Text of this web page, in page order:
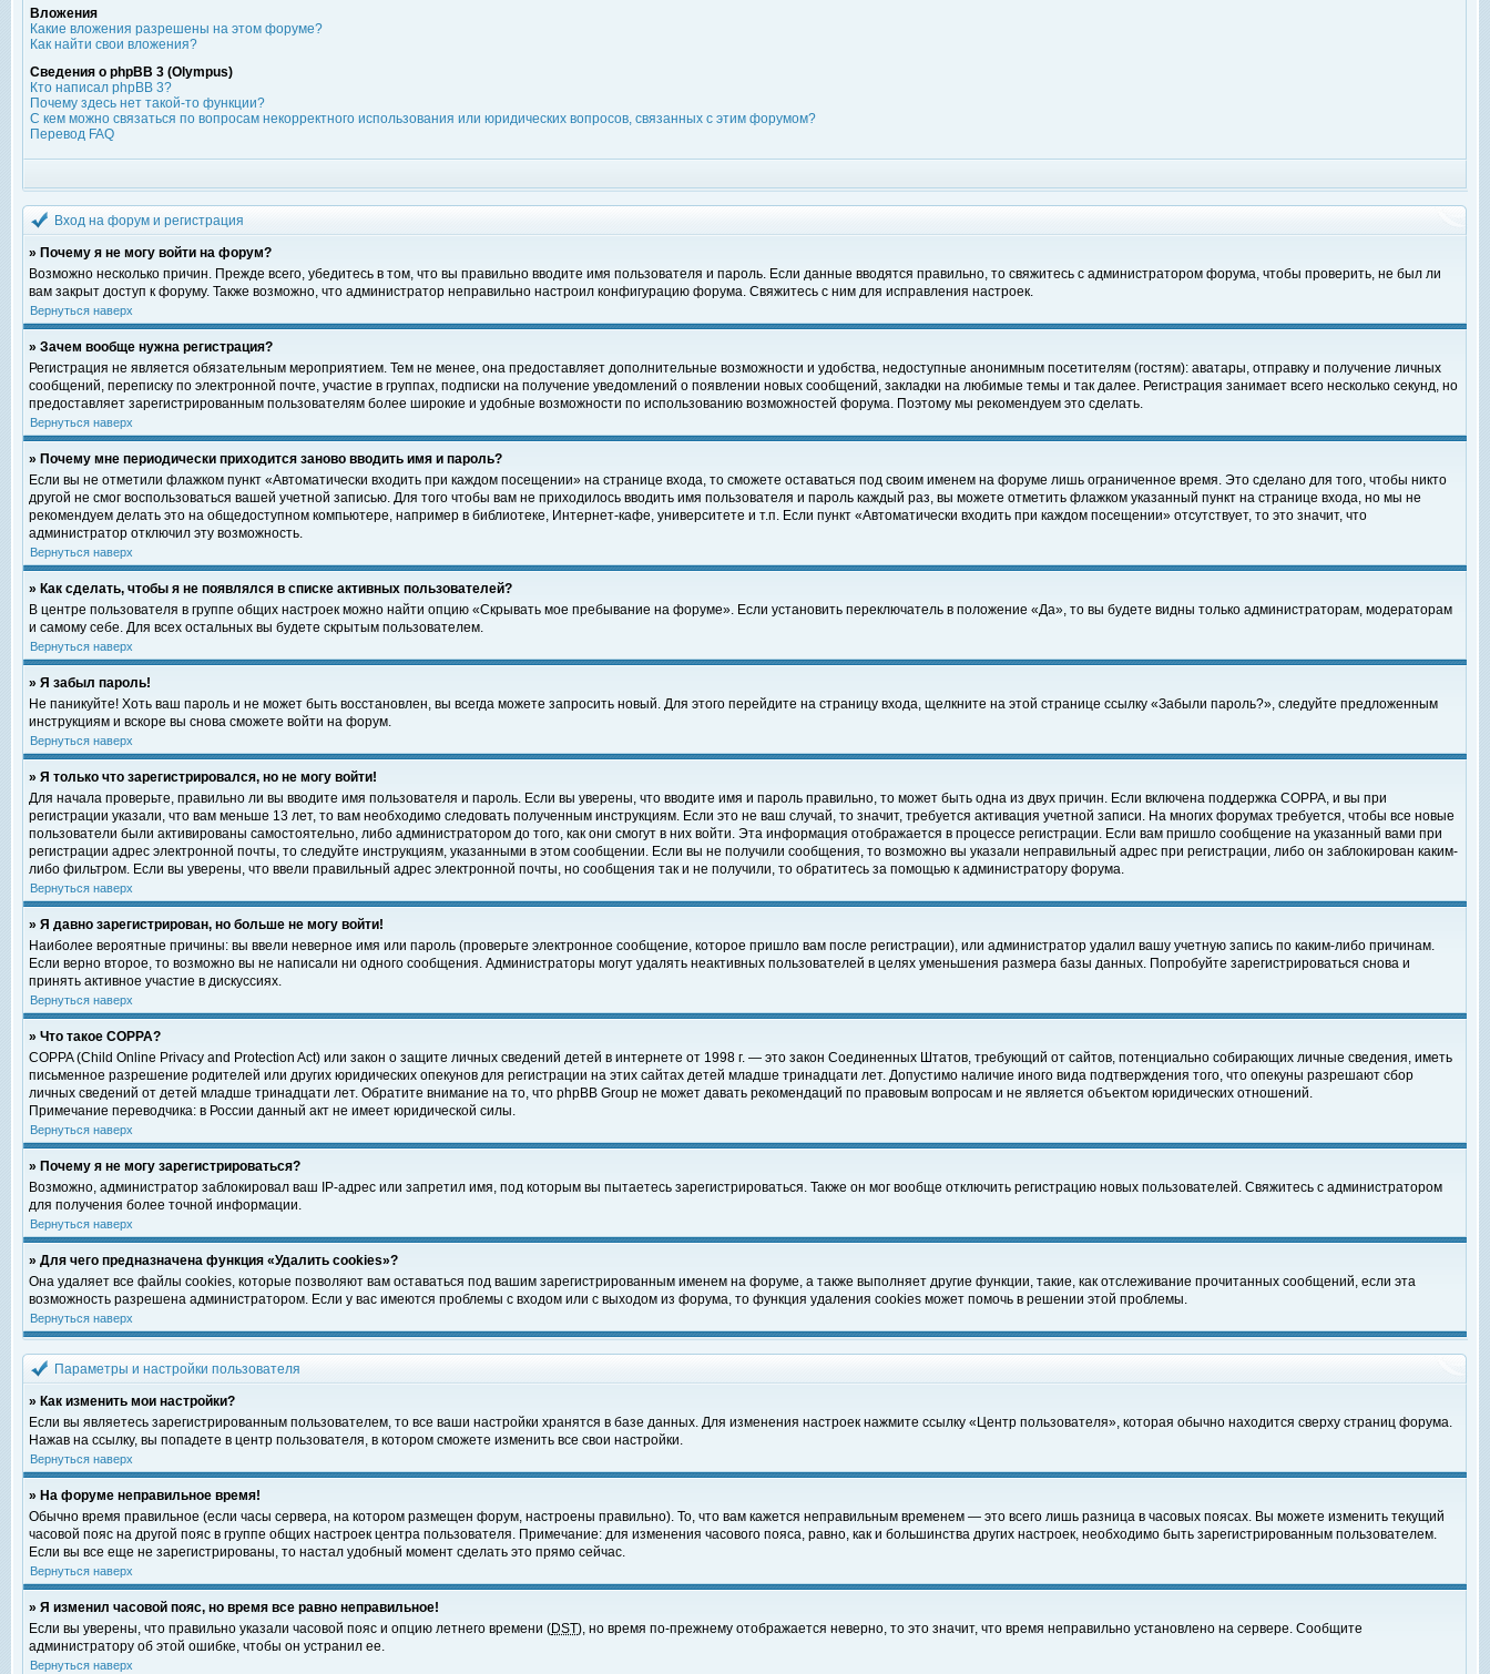
Вложения
Какие вложения разрешены на этом форуме?
Как найти свои вложения?
Сведения о phpBB 3 (Olympus)
Кто написал phpBB 3?
Почему здесь нет такой-то функции?
С кем можно связаться по вопросам некорректного использования или юридических вопросов, связанных с этим форумом?
Перевод FAQ
Вход на форум и регистрация
» Почему я не могу войти на форум?
Возможно несколько причин. Прежде всего, убедитесь в том, что вы правильно вводите имя пользователя и пароль. Если данные вводятся правильно, то свяжитесь с администратором форума, чтобы проверить, не был ли
вам закрыт доступ к форуму. Также возможно, что администратор неправильно настроил конфигурацию форума. Свяжитесь с ним для исправления настроек.
Вернуться наверх
» Зачем вообще нужна регистрация?
Регистрация не является обязательным мероприятием. Тем не менее, она предоставляет дополнительные возможности и удобства, недоступные анонимным посетителям (гостям): аватары, отправку и получение личных
сообщений, переписку по электронной почте, участие в группах, подписки на получение уведомлений о появлении новых сообщений, закладки на любимые темы и так далее. Регистрация занимает всего несколько секунд, но
предоставляет зарегистрированным пользователям более широкие и удобные возможности по использованию возможностей форума. Поэтому мы рекомендуем это сделать.
Вернуться наверх
» Почему мне периодически приходится заново вводить имя и пароль?
Если вы не отметили флажком пункт «Автоматически входить при каждом посещении» на странице входа, то сможете оставаться под своим именем на форуме лишь ограниченное время. Это сделано для того, чтобы никто
другой не смог воспользоваться вашей учетной записью. Для того чтобы вам не приходилось вводить имя пользователя и пароль каждый раз, вы можете отметить флажком указанный пункт на странице входа, но мы не
рекомендуем делать это на общедоступном компьютере, например в библиотеке, Интернет-кафе, университете и т.п. Если пункт «Автоматически входить при каждом посещении» отсутствует, то это значит, что
администратор отключил эту возможность.
Вернуться наверх
» Как сделать, чтобы я не появлялся в списке активных пользователей?
В центре пользователя в группе общих настроек можно найти опцию «Скрывать мое пребывание на форуме». Если установить переключатель в положение «Да», то вы будете видны только администраторам, модераторам
и самому себе. Для всех остальных вы будете скрытым пользователем.
Вернуться наверх
» Я забыл пароль!
Не паникуйте! Хоть ваш пароль и не может быть восстановлен, вы всегда можете запросить новый. Для этого перейдите на страницу входа, щелкните на этой странице ссылку «Забыли пароль?», следуйте предложенным
инструкциям и вскоре вы снова сможете войти на форум.
Вернуться наверх
» Я только что зарегистрировался, но не могу войти!
Для начала проверьте, правильно ли вы вводите имя пользователя и пароль. Если вы уверены, что вводите имя и пароль правильно, то может быть одна из двух причин. Если включена поддержка COPPA, и вы при
регистрации указали, что вам меньше 13 лет, то вам необходимо следовать полученным инструкциям. Если это не ваш случай, то значит, требуется активация учетной записи. На многих форумах требуется, чтобы все новые
пользователи были активированы самостоятельно, либо администратором до того, как они смогут в них войти. Эта информация отображается в процессе регистрации. Если вам пришло сообщение на указанный вами при
регистрации адрес электронной почты, то следуйте инструкциям, указанными в этом сообщении. Если вы не получили сообщения, то возможно вы указали неправильный адрес при регистрации, либо он заблокирован каким-
либо фильтром. Если вы уверены, что ввели правильный адрес электронной почты, но сообщения так и не получили, то обратитесь за помощью к администратору форума.
Вернуться наверх
» Я давно зарегистрирован, но больше не могу войти!
Наиболее вероятные причины: вы ввели неверное имя или пароль (проверьте электронное сообщение, которое пришло вам после регистрации), или администратор удалил вашу учетную запись по каким-либо причинам.
Если верно второе, то возможно вы не написали ни одного сообщения. Администраторы могут удалять неактивных пользователей в целях уменьшения размера базы данных. Попробуйте зарегистрироваться снова и
принять активное участие в дискуссиях.
Вернуться наверх
» Что такое COPPA?
COPPA (Child Online Privacy and Protection Act) или закон о защите личных сведений детей в интернете от 1998 г. — это закон Соединенных Штатов, требующий от сайтов, потенциально собирающих личные сведения, иметь
письменное разрешение родителей или других юридических опекунов для регистрации на этих сайтах детей младше тринадцати лет. Допустимо наличие иного вида подтверждения того, что опекуны разрешают сбор
личных сведений от детей младше тринадцати лет. Обратите внимание на то, что phpBB Group не может давать рекомендаций по правовым вопросам и не является объектом юридических отношений.
Примечание переводчика: в России данный акт не имеет юридической силы.
Вернуться наверх
» Почему я не могу зарегистрироваться?
Возможно, администратор заблокировал ваш IP-адрес или запретил имя, под которым вы пытаетесь зарегистрироваться. Также он мог вообще отключить регистрацию новых пользователей. Свяжитесь с администратором
для получения более точной информации.
Вернуться наверх
» Для чего предназначена функция «Удалить cookies»?
Она удаляет все файлы cookies, которые позволяют вам оставаться под вашим зарегистрированным именем на форуме, а также выполняет другие функции, такие, как отслеживание прочитанных сообщений, если эта
возможность разрешена администратором. Если у вас имеются проблемы с входом или с выходом из форума, то функция удаления cookies может помочь в решении этой проблемы.
Вернуться наверх
Параметры и настройки пользователя
» Как изменить мои настройки?
Если вы являетесь зарегистрированным пользователем, то все ваши настройки хранятся в базе данных. Для изменения настроек нажмите ссылку «Центр пользователя», которая обычно находится сверху страниц форума.
Нажав на ссылку, вы попадете в центр пользователя, в котором сможете изменить все свои настройки.
Вернуться наверх
» На форуме неправильное время!
Обычно время правильное (если часы сервера, на котором размещен форум, настроены правильно). То, что вам кажется неправильным временем — это всего лишь разница в часовых поясах. Вы можете изменить текущий
часовой пояс на другой пояс в группе общих настроек центра пользователя. Примечание: для изменения часового пояса, равно, как и большинства других настроек, необходимо быть зарегистрированным пользователем.
Если вы все еще не зарегистрированы, то настал удобный момент сделать это прямо сейчас.
Вернуться наверх
» Я изменил часовой пояс, но время все равно неправильное!
Если вы уверены, что правильно указали часовой пояс и опцию летнего времени (DST), но время по-прежнему отображается неверно, то это значит, что время неправильно установлено на сервере. Сообщите
администратору об этой ошибке, чтобы он устранил ее.
Вернуться наверх